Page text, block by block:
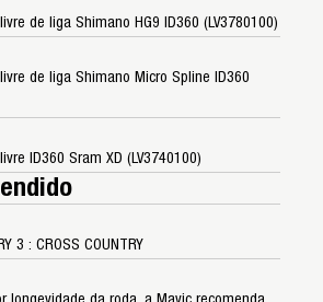
de liga Shimano HG9 ID360 (LV3780100)
de liga Shimano Micro Spline ID360
ID360 Sram XD (LV3740100)
3 : CROSS COUNTRY